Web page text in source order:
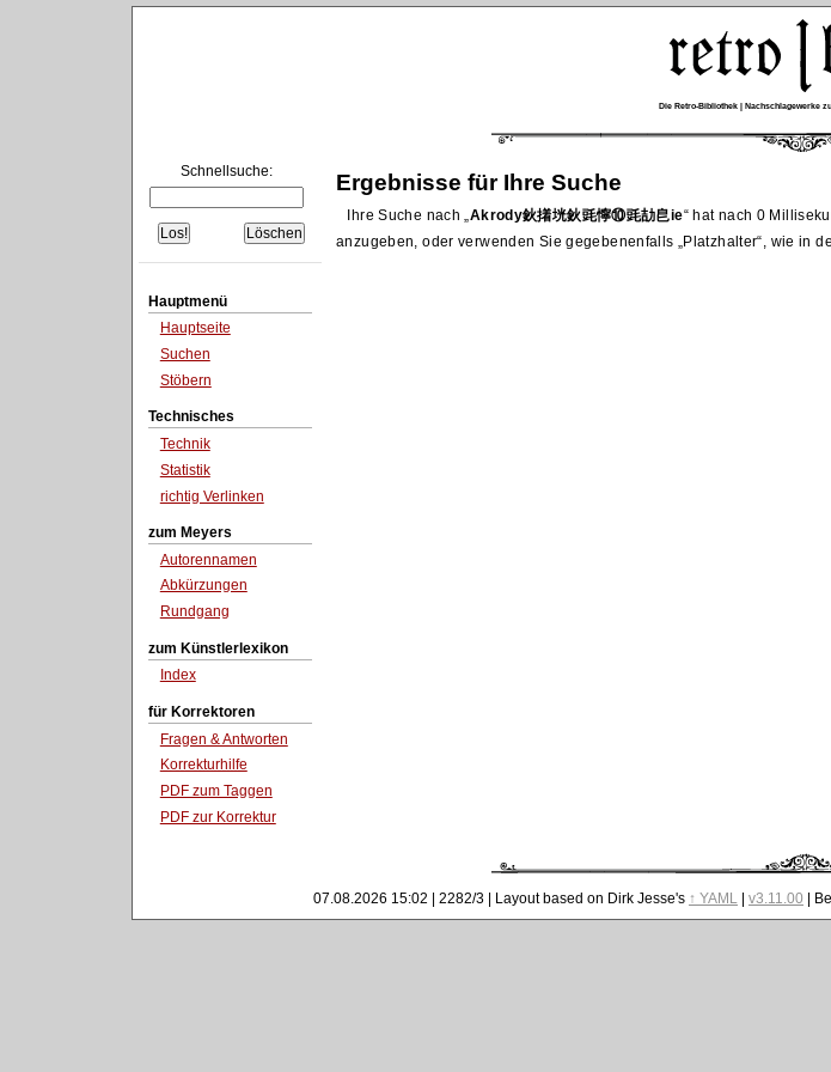
Die Retro-Bibliothek | Nachschlagewerke
Schnellsuche:
Hauptmenü
Hauptseite
Suchen
Stöbern
Technisches
Technik
Statistik
richtig Verlinken
zum Meyers
Autorennamen
Abkürzungen
Rundgang
zum Künstlerlexikon
Index
für Korrektoren
Fragen & Antworten
Korrekturhilfe
PDF zum Taggen
PDF zur Korrektur
Ergebnisse für Ihre Suche
Ihre Suche nach Akrody鈥撯垙鈥毭懧⑩毭劼皀ie hat nach 0
anzugeben, oder verwenden Sie gegebenenfalls
Platzhalter , wie in
07.08.2026 15:02 | 2282/3 | Layout based on Dirk Jesse's ↑ YAML| v3.11.00 |